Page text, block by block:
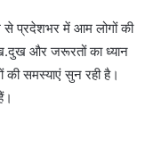
से प्रदेशभर में आम लोगों की
और जरूरतों का ध्यान
की समस्याएं सुन रही है।